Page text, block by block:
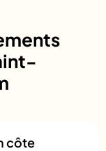
côte